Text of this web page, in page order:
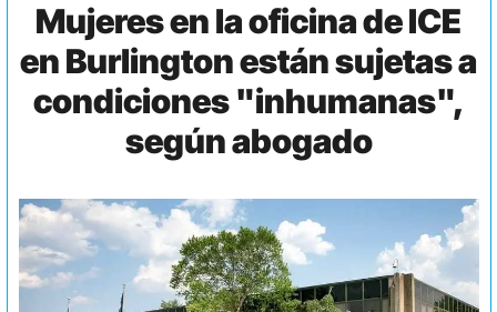
Mujeres en la oficina de ICE
en Burlington están sujetas a
condiciones "inhumanas",
según abogado